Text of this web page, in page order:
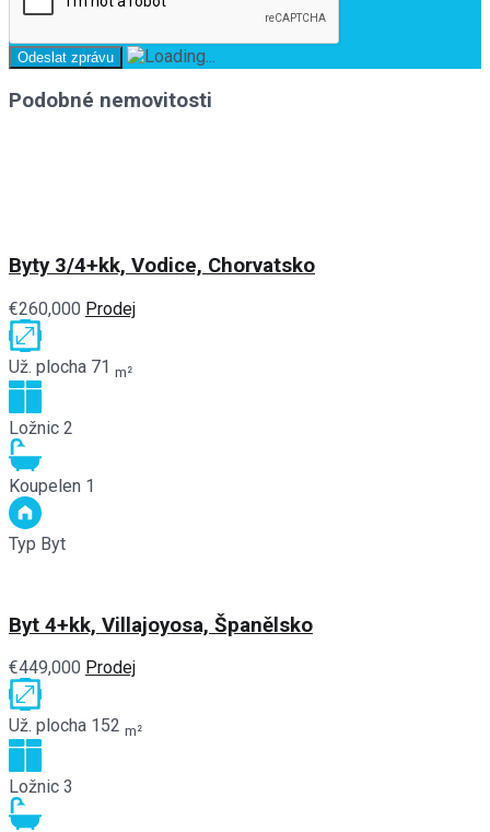
Podobné nemovitosti
Byty 3/4+kk, Vodice, Chorvatsko
€260,000 Prodej
Už. plocha 71 m²
Ložnic 2
Koupelen 1
Typ Byt
Byt 4+kk, Villajoyosa, Španělsko
€449,000 Prodej
Už. plocha 152 m²
Ložnic 3